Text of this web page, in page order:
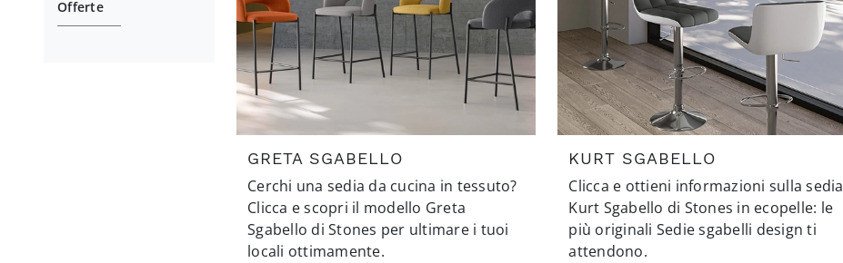
GRETA SGABELLO
Cerchi una sedia da cucina in tessuto?
Clicca e scopri il modello Greta
Sgabello di Stones per ultimare i tuoi
locali ottimamente.
KURT SGABELLO
Clicca e ottieni informazioni sulla sedia
Kurt Sgabello di Stones in ecopelle: le
più originali Sedie sgabelli design ti
attendono.
Offerte